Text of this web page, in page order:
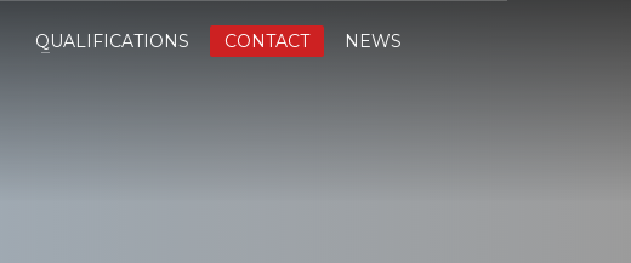
QUALIFICATIONS CONTACT NEWS